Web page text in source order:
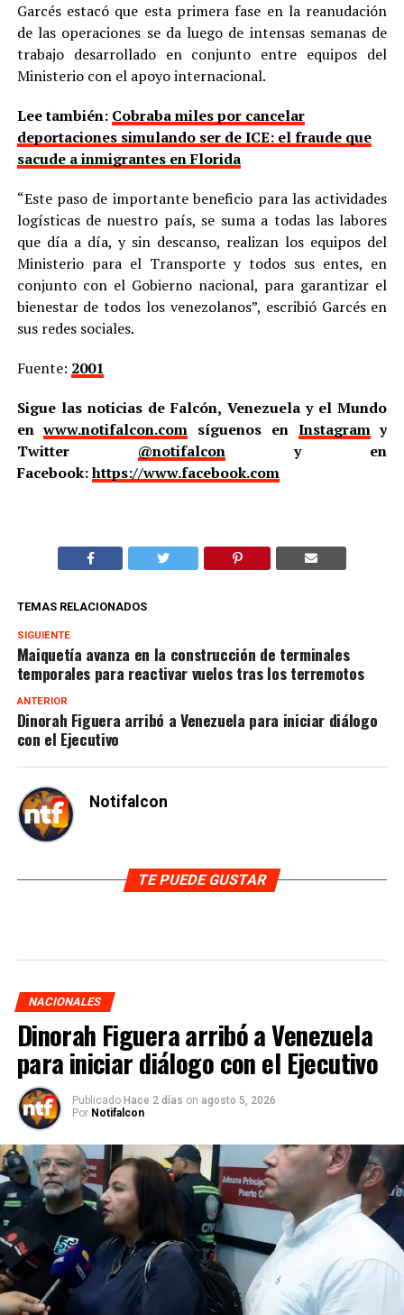
Garcés estacó que esta primera fase en la reanudación
de las operaciones se da luego de intensas semanas de
trabajo desarrollado en conjunto entre equipos del
Ministerio con el apoyo internacional.
Lee también: Cobraba miles por cancelar
deportaciones simulando ser de ICE: el fraude que
sacude a inmigrantes en Florida
“Este paso de importante beneficio para las actividades
logísticas de nuestro país, se suma a todas las labores
que día a día, y sin descanso, realizan los equipos del
Ministerio para el Transporte y todos sus entes, en
conjunto con el Gobierno nacional, para garantizar el
bienestar de todos los venezolanos”, escribió Garcés en
sus redes sociales.
Fuente: 2001
Sigue las noticias de Falcón, Venezuela y el Mundo
enwww.notifalcon.com síguenos en Instagramy
Twitter @notifalcony en
Facebook:https://www.facebook.com
TEMAS RELACIONADOS
SIGUIENTE
Maiquetía avanza en la construcción de terminales
temporales para reactivar vuelos tras los terremotos
ANTERIOR
Dinorah Figuera arribó a Venezuela para iniciar diálogo
con el Ejecutivo
Notifalcon
TE PUEDE GUSTAR
NACIONALES
Dinorah Figuera arribó a Venezuela
para iniciar diálogo con el Ejecutivo
Publicado Hace 2 días on agosto 5, 2026
Por Notifalcon